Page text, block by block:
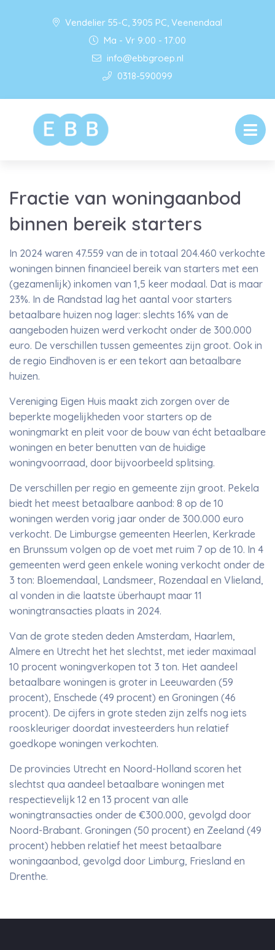
Vendelier 55-C, 3905 PC, Veenendaal
Ma - Vr 9:00 - 17:00
info@ebbgroep.nl
0318-590099
Fractie van woningaanbod
binnen bereik starters
In 2024 waren 47.559 van de in totaal 204.460 verkochte
woningen binnen financieel bereik van starters met een
(gezamenlijk) inkomen van 1,5 keer modaal. Dat is maar
23%. In de Randstad lag het aantal voor starters
betaalbare huizen nog lager: slechts 16% van de
aangeboden huizen werd verkocht onder de 300.000
euro. De verschillen tussen gemeentes zijn groot. Ook in
de regio Eindhoven is er een tekort aan betaalbare
huizen.
Vereniging Eigen Huis maakt zich zorgen over de
beperkte mogelijkheden voor starters op de
woningmarkt en pleit voor de bouw van écht betaalbare
woningen en beter benutten van de huidige
woningvoorraad, door bijvoorbeeld splitsing.
De verschillen per regio en gemeente zijn groot. Pekela
biedt het meest betaalbare aanbod: 8 op de 10
woningen werden vorig jaar onder de 300.000 euro
verkocht. De Limburgse gemeenten Heerlen, Kerkrade
en Brunssum volgen op de voet met ruim 7 op de 10. In 4
gemeenten werd geen enkele woning verkocht onder de
3 ton: Bloemendaal, Landsmeer, Rozendaal en Vlieland,
al vonden in die laatste überhaupt maar 11
woningtransacties plaats in 2024.
Van de grote steden deden Amsterdam, Haarlem,
Almere en Utrecht het het slechtst, met ieder maximaal
10 procent woningverkopen tot 3 ton. Het aandeel
betaalbare woningen is groter in Leeuwarden (59
procent), Enschede (49 procent) en Groningen (46
procent). De cijfers in grote steden zijn zelfs nog iets
rooskleuriger doordat investeerders hun relatief
goedkope woningen verkochten.
De provincies Utrecht en Noord-Holland scoren het
slechtst qua aandeel betaalbare woningen met
respectievelijk 12 en 13 procent van alle
woningtransacties onder de €300.000, gevolgd door
Noord-Brabant. Groningen (50 procent) en Zeeland (49
procent) hebben relatief het meest betaalbare
woningaanbod, gevolgd door Limburg, Friesland en
Drenthe.